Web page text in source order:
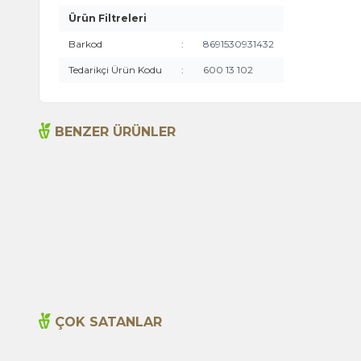
Ürün Filtreleri
Barkod : 8691530931432
Tedarikçi Ürün Kodu : 600 13 102
BENZER ÜRÜNLER
ÇOK SATANLAR